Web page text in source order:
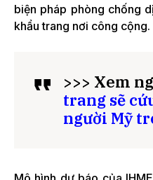
biện pháp phòng chống
khẩu trang nơi công cộng.
>>> Xem
trang sẽ
người Mỹ